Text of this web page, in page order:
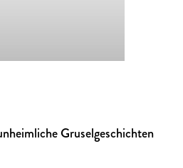
Gruselgeschichten